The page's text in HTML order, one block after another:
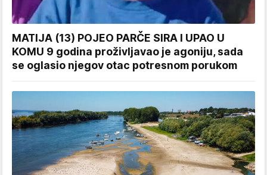
MATIJA (13) POJEO PARČE SIRA I UPAO U
KOMU 9 godina proživljavao je agoniju, sada
se oglasio njegov otac potresnom porukom